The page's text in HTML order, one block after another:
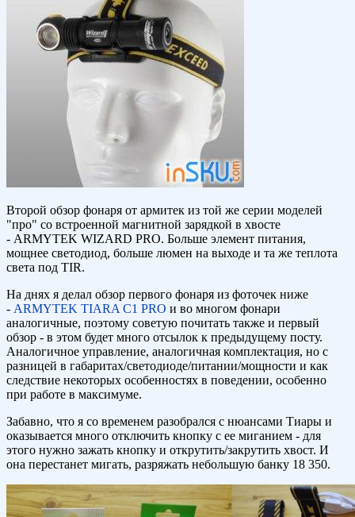
Второй обзор фонаря от армитек из той же серии моделей
"про" со встроенной магнитной зарядкой в хвосте
- ARMYTEK WIZARD PRO. Больше элемент питания,
мощнее светодиод, больше люмен на выходе и та же теплота
света под TIR.
На днях я делал обзор первого фонаря из фоточек ниже
- ARMYTEK TIARA C1 PRO и во многом фонари
аналогичные, поэтому советую почитать также и первый
обзор - в этом будет много отсылок к предыдущему посту.
Аналогичное управление, аналогичная комплектация, но с
разницей в габаритах/светодиоде/питании/мощности и как
следствие некоторых особенностях в поведении, особенно
при работе в максимуме.
Забавно, что я со временем разобрался с нюансами Тиары и
оказывается много отключить кнопку с ее миганием - для
этого нужно зажать кнопку и открутить/закрутить хвост. И
она перестанет мигать, разряжать небольшую банку 18 350.